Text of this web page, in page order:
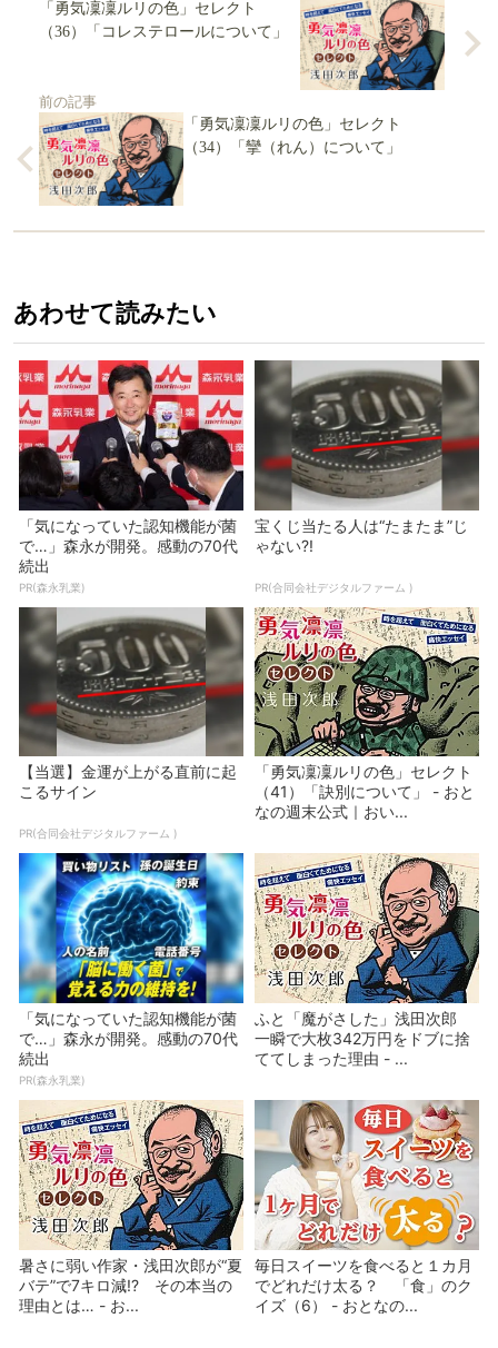
「勇気凜凜ルリの色」セレクト
（36）「コレステロールについて」
前の記事
「勇気凜凜ルリの色」セレクト
（34）「攣（れん）について」
あわせて読みたい
「気になっていた認知機能が菌
で…」森永が開発。感動の70代
続出
PR(森永乳業)
宝くじ当たる人は“たまたま”じ
ゃない?!
PR(合同会社デジタルファーム )
【当選】金運が上がる直前に起
こるサイン
PR(合同会社デジタルファーム )
「勇気凜凜ルリの色」セレクト
（41）「訣別について」 - おと
なの週末公式｜おい...
「気になっていた認知機能が菌
で…」森永が開発。感動の70代
続出
PR(森永乳業)
ふと「魔がさした」浅田次郎
一瞬で大枚342万円をドブに捨
ててしまった理由 - ...
暑さに弱い作家・浅田次郎が“夏
バテ”で7キロ減!? その本当の
理由とは… - お...
毎日スイーツを食べると１カ月
でどれだけ太る？ 「食」のク
イズ（6） - おとなの...